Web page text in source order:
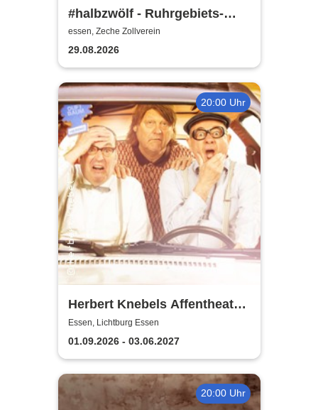
#halbzwölf - Ruhrgebiets-
Frühschoppen
essen, Zeche Zollverein
29.08.2026
20:00 Uhr
Herbert Knebels Affentheater
- Voll Karacho!
Essen, Lichtburg Essen
01.09.2026 - 03.06.2027
20:00 Uhr